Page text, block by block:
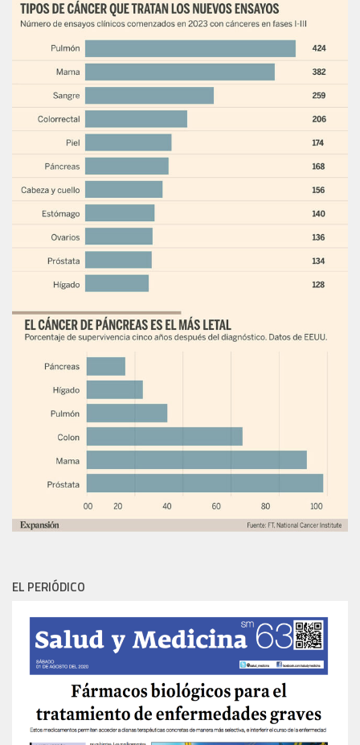
EL PERIÓDICO